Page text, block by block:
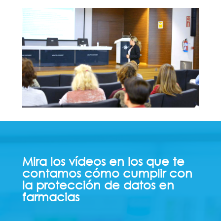
Mira los vídeos en los que te
contamos cómo cumplir con
la protección de datos en
farmacias